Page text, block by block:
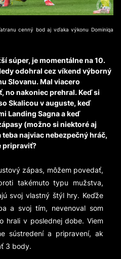
cenný bod aj vďaka výkonu Dominiqa
súper, je momentálne na 10.
odohral cez víkend výborný
Slovanu. Mal viacero
no nakoniec prehral. Keď si
Skalicou v auguste, keď
Landing Sagna a keď
(možno si niektoré aj
najviac nebezpečný hráč,
pripraviť?
zápas, môžem povedať,
takémuto typu mužstva,
svoj vlastný štýl hry. Keďže
a svoj tím, nevenoval som
hrali v poslednej dobe. Viem
sústredení a pripravení, ak
3 body.